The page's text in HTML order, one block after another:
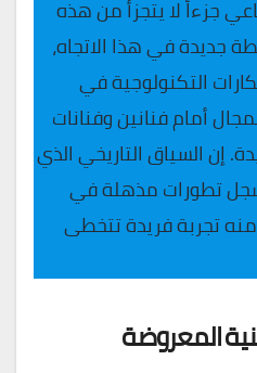
جزءاً لا يتجزأ من هذه
جديدة في هذا الاتجاه،
التكنولوجية في
أمام فنانين وفنانات
إن السياق التاريخي الذي
تطورات مذهلة في
منه تجربة فريدة تتخطى
المعروضة